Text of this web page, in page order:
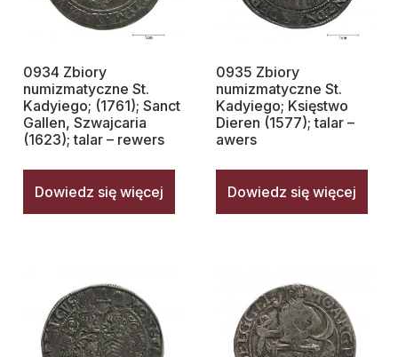
0934 Zbiory
numizmatyczne St.
Kadyiego; (1761); Sanct
Gallen, Szwajcaria
(1623); talar – rewers
Dowiedz się więcej
0935 Zbiory
numizmatyczne St.
Kadyiego; Księstwo
Dieren (1577); talar –
awers
Dowiedz się więcej